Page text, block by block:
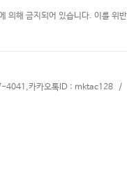
해 금지되어 있습니다. 이를 위
4041,카카오톡ID : mktac128